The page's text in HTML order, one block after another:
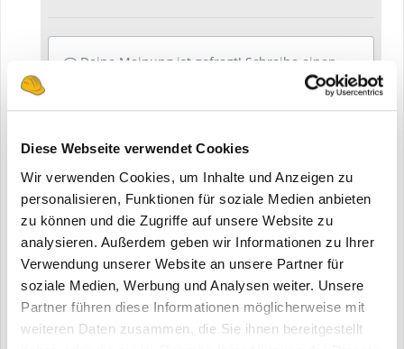
Diese Webseite verwendet Cookies
Wir verwenden Cookies, um Inhalte und Anzeigen zu
personalisieren, Funktionen für soziale Medien anbieten
zu können und die Zugriffe auf unsere Website zu
analysieren. Außerdem geben wir Informationen zu Ihrer
Verwendung unserer Website an unsere Partner für
soziale Medien, Werbung und Analysen weiter. Unsere
Partner führen diese Informationen möglicherweise mit
weiteren Daten zusammen, die Sie ihnen bereitgestellt
Deine Meinung ist gefragt! Schreibe einen
Video melden